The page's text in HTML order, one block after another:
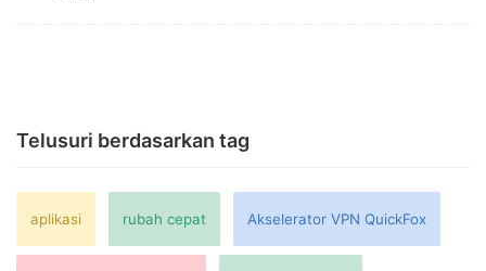
Telusuri berdasarkan tag
aplikasi rubah cepat Akselerator VPN QuickFox